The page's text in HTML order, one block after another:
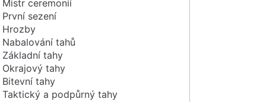
Mistr ceremonií
První sezení
Hrozby
Nabalování tahů
Základní tahy
Okrajový tahy
Bitevní tahy
Taktický a podpůrný tahy